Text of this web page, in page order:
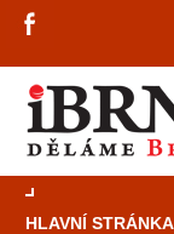
HLAVNÍ STRÁNKA